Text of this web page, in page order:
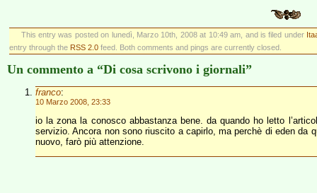
This entry was posted on lunedì, Marzo 10th, 2008 at 10:49 am, and is filed under
entry through the RSS 2.0 feed. Both comments and pings are currently closed.
Un commento a “Di cosa scrivono i giornali”
franco:
10 Marzo 2008, 23:33
io la zona la conosco abbastanza bene. da quando ho letto
servizio. Ancora non sono riuscito a capirlo, ma perchè di eden da
nuovo, farò più attenzione.